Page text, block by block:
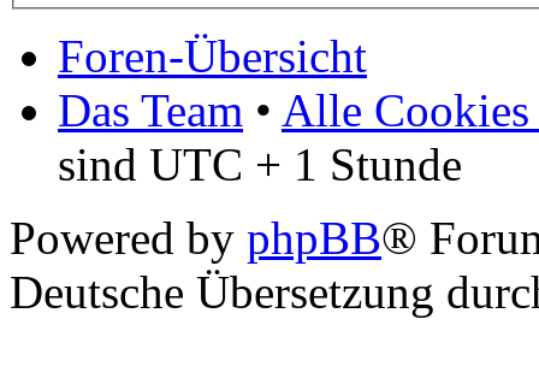
Foren-Übersicht
Das Team • Alle Cookies
sind UTC + 1 Stunde
Powered by phpBB®
Deutsche Übersetzung